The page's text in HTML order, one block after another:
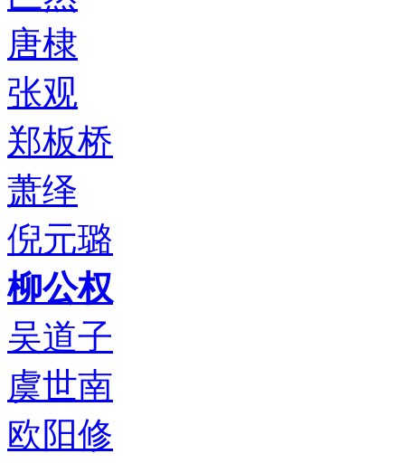
唐棣
张观
郑板桥
萧绎
倪元璐
柳公权
吴道子
虞世南
欧阳修